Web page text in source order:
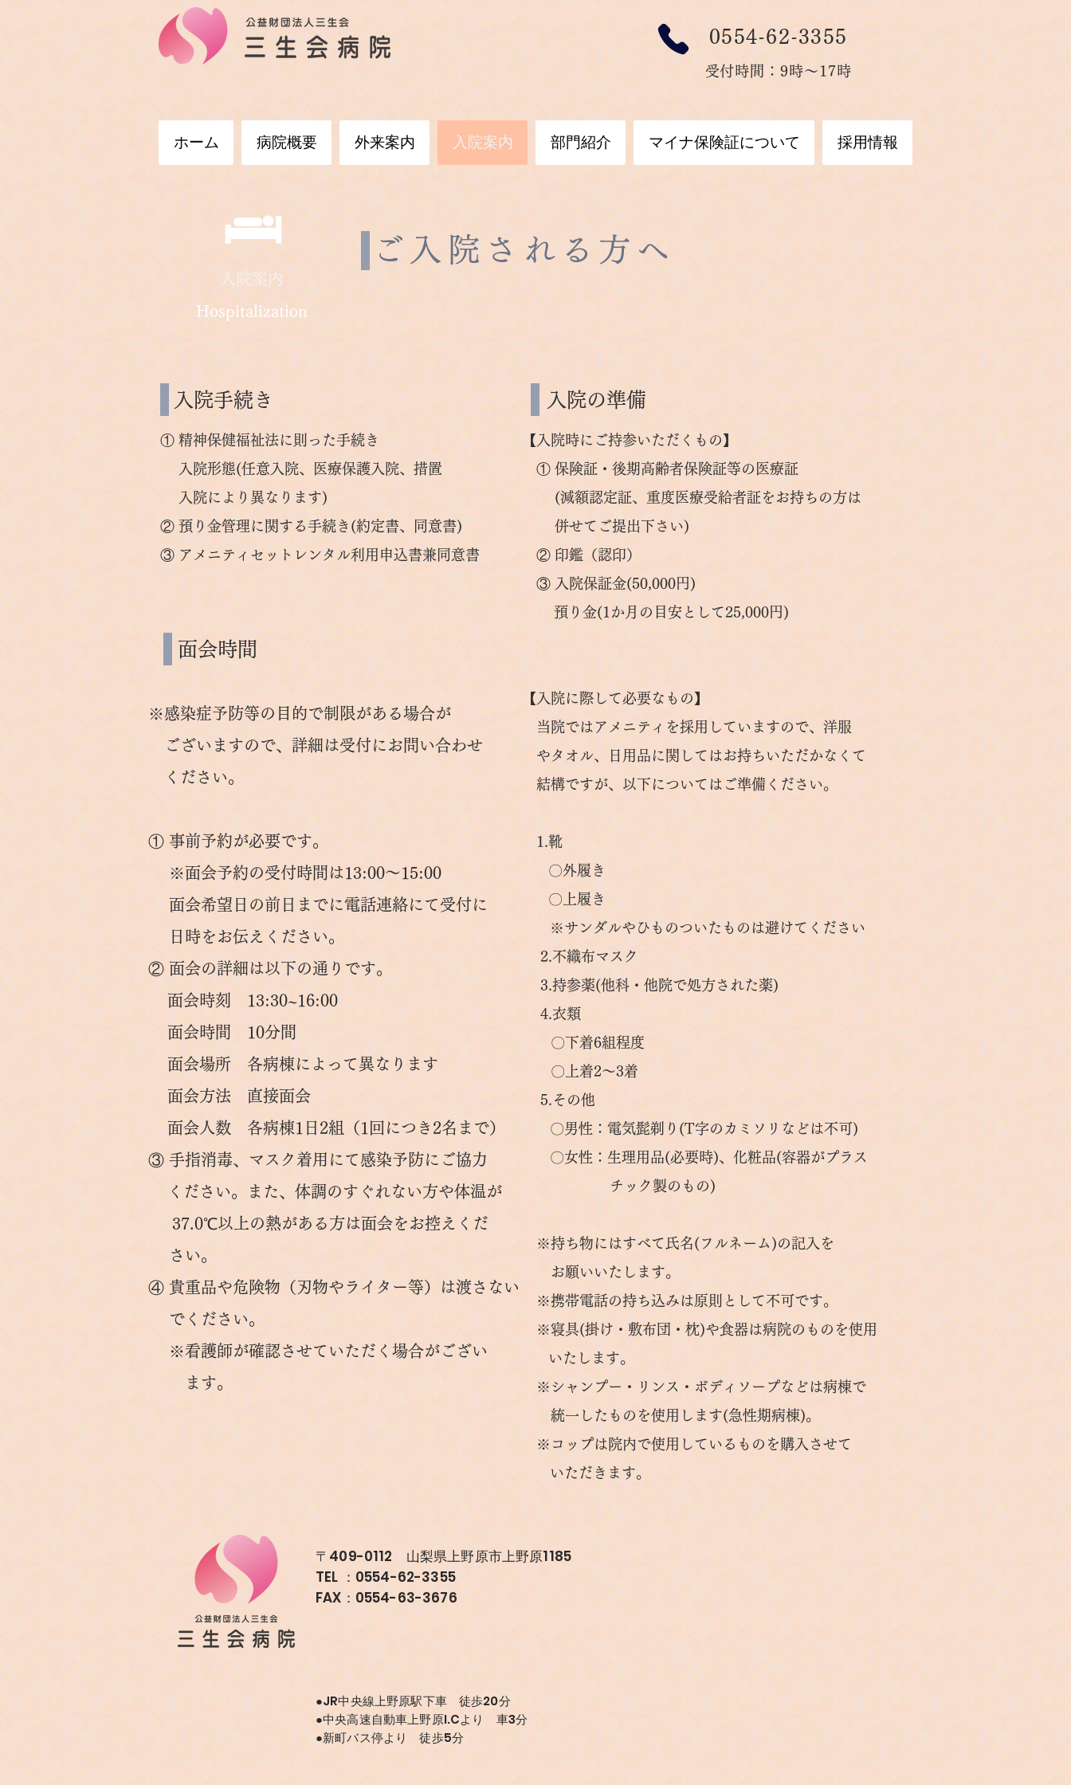
0554-62-3355
受付時間：9時～17時
ホーム 病院概要 外来案内 入院案内 部門紹介 マイナ保険証について 採用情報
入院案内
Hospitalization
ご入院される方へ
入院手続き ​入院の準備
※感染症予防等の目的で制限がある場合が
ございますので、詳細は受付にお問い合わせ
ください。
① 事前予約が必要です。
※面会予約の受付時間は13:00～15:00
面会希望日の前日までに電話連絡にて 受付に
日時をお伝えください。
② 面会の詳細は以下の通りです。
面会時刻 13:30~16:00
面会時間 10分間
面会場所 各病棟によって異なります
面会方法 直接面会
面会人数 各病棟1日2組（1回につき2名まで）
③ 手指消毒、マスク着用にて感染予防にご協力
ください。また、体調のすぐれない方や体温が
37.0℃以上の熱がある方は面会をお控えくだ
さい。
​④ 貴重品や危険物（刃物やライター等）は渡さない
でください。
※看護師が確認させていただく場合がござい
ます。
① 精神保健福祉法に則った手続き
入院形態(任意入院、医療保護入院、措置
入院により異なります)
② 預り金管理に関する手続き(約定書、同意書)
​③ アメニティセットレンタル利用申込書兼同意書
面会時間
【入院時にご持参いただくもの】
① 保険証・後期高齢者保険証等の医療証
(減額認定証、重度医療受給者証をお持ちの方は
併せてご提出下さい)
② 印鑑（認印）
③ 入院保証金(50,000円)
預り金(1か月の目安として25,000円)
【入院に際して必要なもの】
当院ではアメニティを採用していますので、洋服
やタオル、日用品に関してはお持ちいただかなくて
結構ですが、以下についてはご準備ください。
1.靴
〇外履き
〇上履き
※サンダルやひものついたものは避けてください
2.不織布マスク
3.持参薬(他科・他院で処方された薬)
4.衣類
〇下着6組程度
〇上着2～3着
5.その他
〇男性：電気髭剃り(T字のカミソリなどは不可)
〇女性：生理用品(必要時)、化粧品(容器がプラス
チック製のもの)
※持ち物にはすべて氏名(フルネーム)の記入を
お願いいたします。
※携帯電話の持ち込みは原則として不可です。
​※寝具(掛け・敷布団・枕)や食器は病院のものを使用
いたします。
※シャンプー・リンス・ボディソープなどは病棟で
統一したものを使用します(急性期病棟)。
※コップは院内で使用しているものを購入させて
いただきます。
〒409-0112 山梨県上野原市上野原1185
TEL ：0554-62-3355
FAX：0554-63-3676
●JR中央線上野原駅下車 徒歩20分
●中央高速自動車上野原I.Cより 車3分
●新町バス停より 徒歩5分